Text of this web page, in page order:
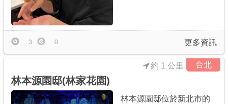
更多資訊
3 0
台北
林本源園邸(林家花園)
約 1 公里
林本源園邸位於新北市的